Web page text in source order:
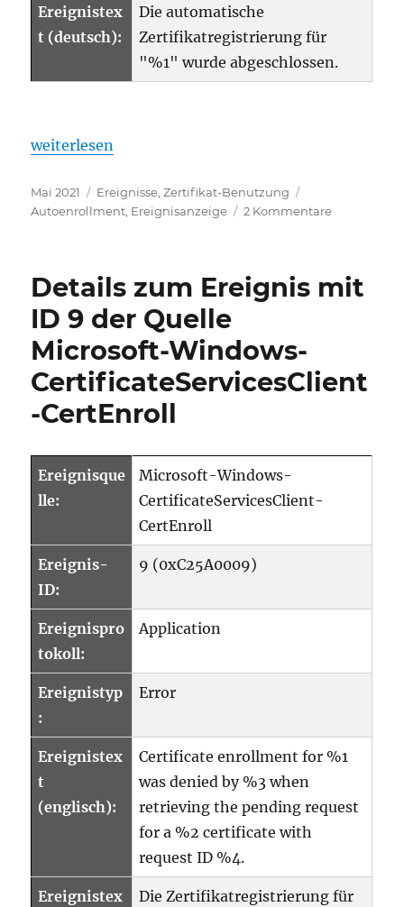
Ereignistex
t (deutsch):
Die automatische
Zertifikatregistrierung für
"%1" wurde abgeschlossen.
„Details zum Ereignis mit ID 3 der Quelle
weiterlesen
Veröffentlicht
am
Mai 2021 Kategorien
Ereignisse,Zertifikat-Benutzung
Autoenrollment, Ereignisanzeige 2 Kommentarezu
mit
Microsoft-
Details zum Ereignis mit
ID 9 der Quelle
Microsoft-Windows-
CertificateServicesClient
-CertEnroll
Ereignisque
lle:
Microsoft-Windows-
CertificateServicesClient-
CertEnroll
Ereignis-
ID:
9 (0xC25A0009)
Ereignispro
tokoll:
Application
Ereignistyp
:
Error
Ereignistex
t
(englisch):
Certificate enrollment for %1
was denied by %3 when
retrieving the pending request
for a %2 certificate with
request ID %4.
Ereignistex
Die Zertifikatregistrierung für